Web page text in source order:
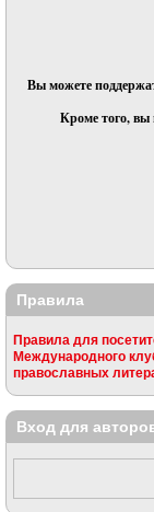
Вы можете
Кроме того, вы
Правила
Правила для
Международного
православных
Вход для